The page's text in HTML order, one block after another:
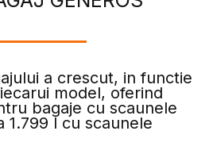
a crescut, in functie
model, oferind
bagaje cu scaunele
1.799 l cu scaunele